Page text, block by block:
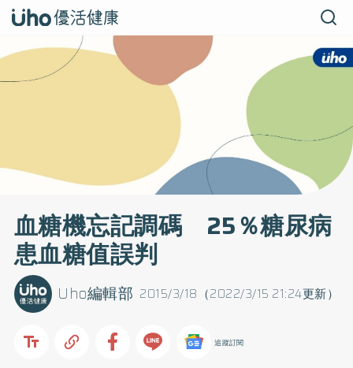
血糖機忘記調碼 25％糖尿病
患血糖值誤判
2015/3/18（2022/3/15 21:24更新）
Uho編輯部
追蹤訂閱